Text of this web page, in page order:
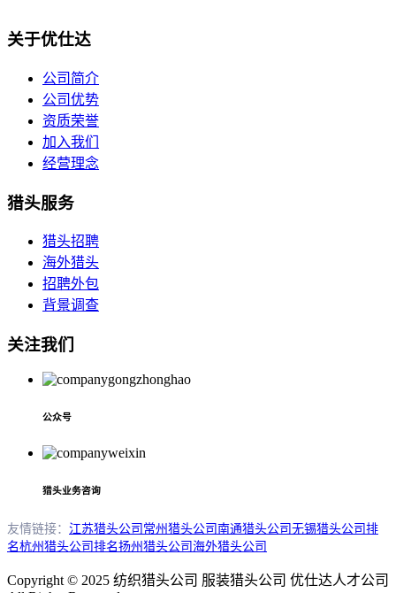
关于优仕达
公司简介
公司优势
资质荣誉
加入我们
经营理念
猎头服务
猎头招聘
海外猎头
招聘外包
背景调查
关注我们
公众号
猎头业务咨询
友情链接： 江苏猎头公司 常州猎头公司南通猎头公司无锡猎头公司排
名杭州猎头公司排名扬州猎头公司海外猎头公司
Copyright © 2025 纺织猎头公司 服装猎头公司 优仕达人才公司